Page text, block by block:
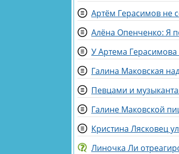
Артём Герасимов не
Алёна Опенченко: Я
Певцами и
Галине Маковской
Кристина Лясковец